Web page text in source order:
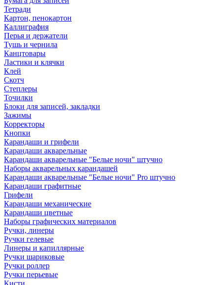
Тетради
Картон, пенокартон
Каллиграфия
Перья и держатели
Тушь и чернила
Канцтовары
Ластики и клячки
Клей
Скотч
Степлеры
Точилки
Блоки для записей, закладки
Зажимы
Корректоры
Кнопки
Карандаши и грифели
Карандаши акварельные
Карандаши акварельные "Белые ночи" штучно
Наборы акварельных карандашей
Карандаши акварельные "Белые ночи" Pro штучно
Карандаши графитные
Грифели
Карандаши механические
Карандаши цветные
Наборы графических материалов
Ручки, линеры
Ручки гелевые
Линеры и капиллярные
Ручки шариковые
Ручки роллер
Ручки перьевые
Кисти